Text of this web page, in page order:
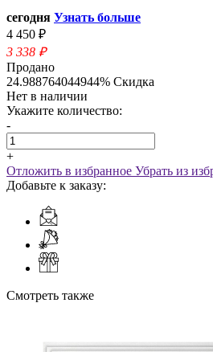
сегодня Узнать больше
4 450 ₽
3 338 ₽
Продано
24.988764044944% Скидка
Нет в наличии
Укажите количество:
-
+
Отложить в избранное Убрать из
Добавьте к заказу:
Смотреть также